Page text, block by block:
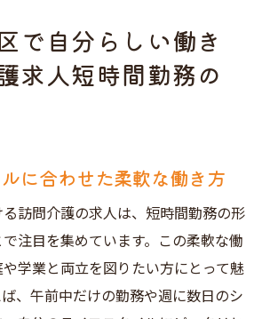
で自分らしい働き
求人短時間勤務の
に合わせた柔軟な働き方
訪問介護の求人は、短時間勤務の形
注目を集めています。この柔軟な働
学業と両立を図りたい方にとって魅
、午前中だけの勤務や週に数日のシ